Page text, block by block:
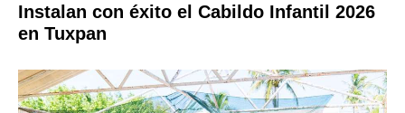
Instalan con éxito el Cabildo Infantil 2026
en Tuxpan